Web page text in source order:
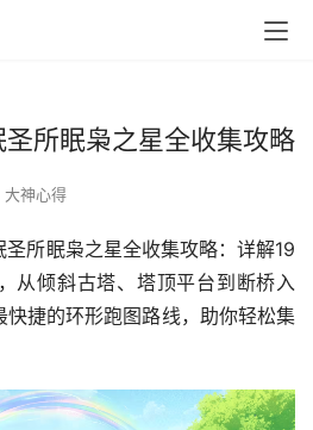
所眠枭之星全收集攻略
大神心得
圣所眠枭之星全收集攻略：详解19
从倾斜古塔、塔顶平台到断桥入
快捷的环形跑图路线，助你轻松集